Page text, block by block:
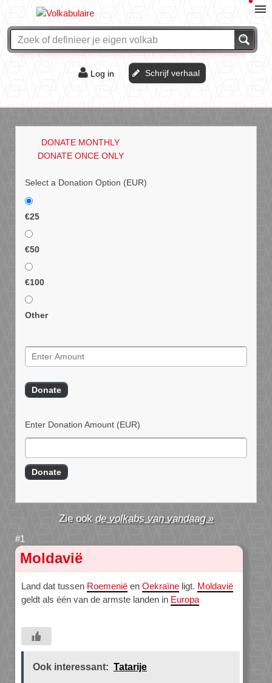
Log in Schrijf verhaal
DONATE MONTHLY
DONATE ONCE ONLY
Select a Donation Option (EUR)
€25
€50
€100
Other
Enter Donation Amount (EUR)
de volkabs van vandaag »
Moldavië
Land dat tussen Roemenië en Oekraïne ligt. Moldavië
geldt als één van de armste landen in Europa
Ook interessant: Tatarije